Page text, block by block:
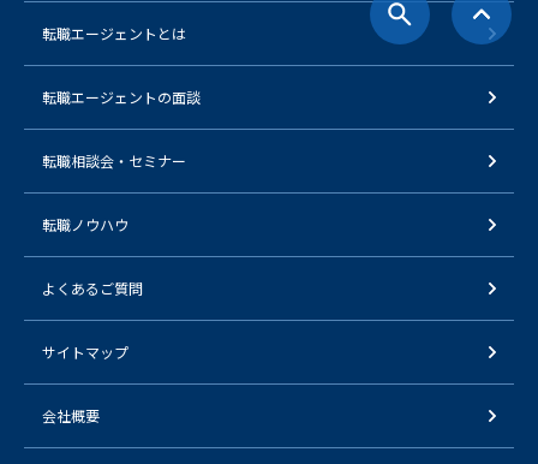
転職エージェントとは
転職エージェントの面談
転職相談会・セミナー
転職ノウハウ
よくあるご質問
サイトマップ
会社概要